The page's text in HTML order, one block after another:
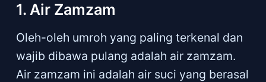
1. Air Zamzam
Oleh-oleh umroh yang paling terkenal dan
wajib dibawa pulang adalah air zamzam.
Air zamzam ini adalah air suci yang berasal